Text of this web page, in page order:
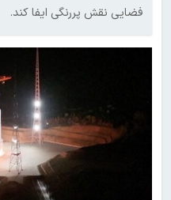
فضایی نقش پررنگی ایفا کند.